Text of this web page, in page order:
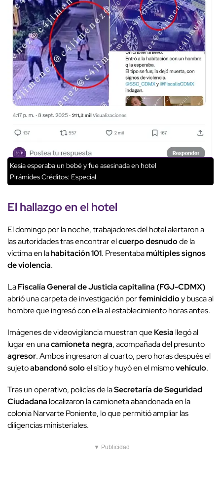
Kesia esperaba un bebé y fue asesinada en hotel
PirámidesCréditos: Especial
El hallazgo en el hotel
El domingo por la noche, trabajadores del hotel alertaron a
las autoridades tras encontrar elcuerpo desnudode la
víctima en lahabitación 101. Presentabamúltiples signos
de violencia.
LaFiscalía General de Justicia capitalina (FGJ-CDMX)
abrió una carpeta de investigación porfeminicidioy busca al
hombre que ingresó con ella al establecimiento horas antes.
Imágenes de videovigilancia muestran queKesia llegó al
lugar en unacamioneta negra, acompañada del presunto
agresor. Ambos ingresaron al cuarto, pero horas después el
sujetoabandonó soloel sitio y huyó en el mismovehículo.
Tras un operativo, policías de laSecretaría de Seguridad
Ciudadana localizaron la camioneta abandonada en la
colonia Narvarte Poniente, lo que permitió ampliar las
diligencias ministeriales.
▼ Publicidad